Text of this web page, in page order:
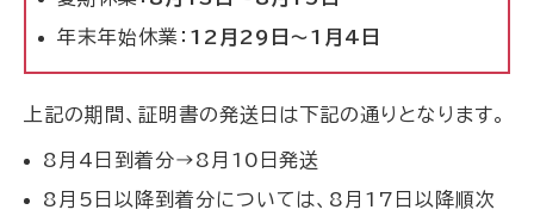
年末年始休業： 12月29日～1月4日
上記の期間、証明書の発送日は下記の通りとなります。
8月4日到着分→8月10日発送
8月5日以降到着分については、8月17日以降順次